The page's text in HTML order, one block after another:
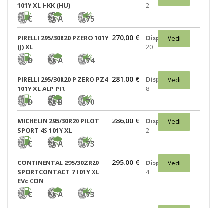
101Y XL HKK (HU)
C A 75
2
PIRELLI 295/30R20 PZERO 101Y
(J) XL
D A 74
270,00 €
Disponibili:
20
Vedi
PIRELLI 295/30R20 P ZERO PZ4
101Y XL ALP PIR
D B 70
281,00 €
Disponibili:
8
Vedi
MICHELIN 295/30R20 PILOT
SPORT 4S 101Y XL
C A 73
286,00 €
Disponibili:
2
Vedi
CONTINENTAL 295/30ZR20
SPORTCONTACT 7 101Y XL
EVc CON
C A 73
295,00 €
Disponibili:
4
Vedi